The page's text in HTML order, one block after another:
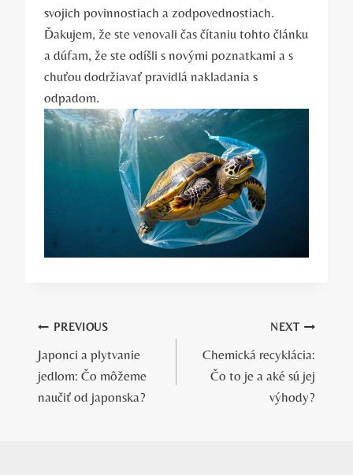
svojich povinnostiach a zodpovednostiach.
Ďakujem, že ste venovali čas čítaniu tohto článku
a dúfam, že ste odíšli s novými poznatkami a s
chuťou dodržiavať pravidlá nakladania s
odpadom.
Navigácia
v
článku
PREVIOUS
Japonci a plytvanie
jedlom: Čo môžeme
naučiť od japonska?
NEXT
Chemická recyklácia:
Čo to je a aké sú jej
výhody?